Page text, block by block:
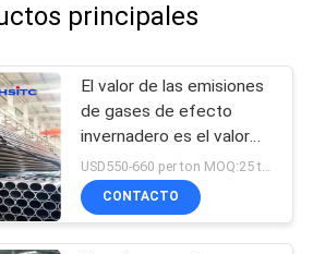
principales
El valor de las emisiones
de gases de efecto
invernadero es el valor
de las emisiones de
gases de efecto
invernadero.
USD550-660 per ton MOQ:25 toneladas
CONTACTO